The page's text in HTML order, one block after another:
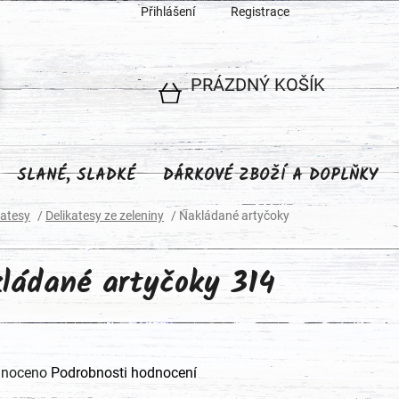
Přihlášení Registrace
NÁKUPNÍ
KOŠÍK
PRÁZDNÝ KOŠÍK
SLANÉ, SLADKÉ DÁRKOVÉ ZBOŽÍ A DOPLŇKY
/ Delikatesy ze zeleniny / Nakládané artyčoky
artyčoky 314
Podrobnosti hodnocení